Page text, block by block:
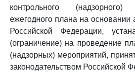
контрольного
ежегодного плана на основании
Российской Федерации,
(ограничение) на проведение
(надзорных) мероприятий,
законодательством Российской